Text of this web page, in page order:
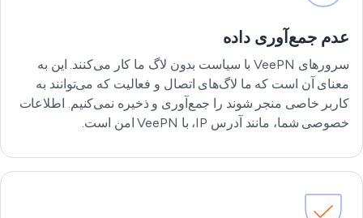
عدم جمع‌آوری داده
سرورهای VeePN با سیاست بدون لاگ ما کار می‌کنند. این به
معنای آن است که ما لاگ‌های اتصال و فعالیت که می‌توانند به
کاربر خاصی منجر شوند را جمع‌آوری و ذخیره نمی‌کنیم. اطلاعات
خصوصی شما، مانند آدرس IP، با VeePN امن است.